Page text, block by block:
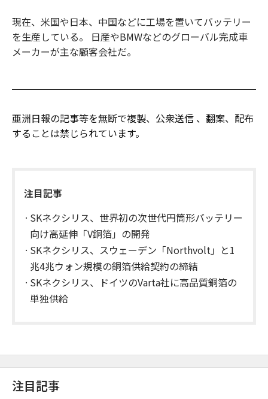
現在、米国や日本、中国などに工場を置いてバッテリー
を生産している。 日産やBMWなどのグローバル完成車
メーカーが主な顧客会社だ。
亜洲日報の記事等を無断で複製、公衆送信 、翻案、配布
することは禁じられています。
注目記事
SKネクシリス、世界初の次世代円筒形バッテリー
向け高延伸「V銅箔」の開発
SKネクシリス、スウェーデン「Northvolt」と1
兆4兆ウォン規模の銅箔供給契約の締結
​SKネクシリス、ドイツのVarta社に高品質銅箔の
単独供給
注目記事